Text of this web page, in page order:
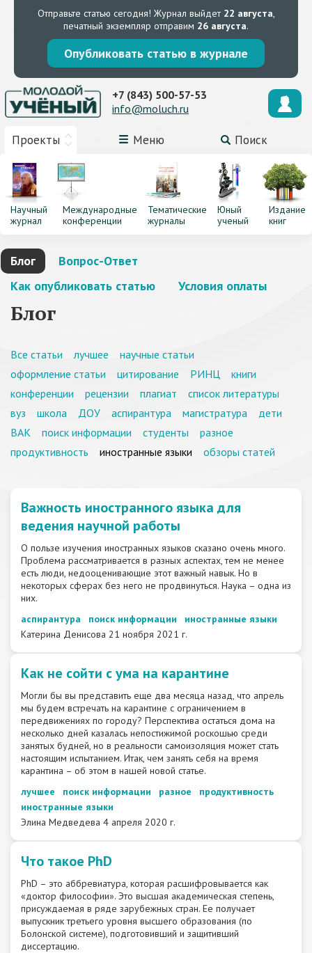
Отправьте статью сегодня! Журнал выйдет 22 августа,
печатный экземпляр отправим 26 августа.
Опубликовать статью в журнале
Проекты Меню Поиск
+7 (843) 500-57-53
info@moluch.ru
Научный
журнал
Международные
конференции
Тематические
журналы
Юный
ученый
Издание
книг
Блог
Вопрос-Ответ
Как опубликовать статью
Условия оплаты
Блог
Все статьи лучшее
научные статьи
оформление статьи
цитирование РИНЦ
книги
конференции
рецензии плагиат
список литературы
вуз
школа ДОУ аспирантура магистратура
дети
ВАК
поиск информации студенты
разное
продуктивность
иностранные языки обзоры статей
Важность иностранного языка для
ведения научной работы
О пользе изучения иностранных языков сказано очень много.
Проблема рассматривается в разных аспектах, тем не менее
есть люди, недооценивающие этот важный навык. Но в
некоторых сферах без него не продвинуться. Наука – одна из
них.
аспирантура
поиск информации
иностранные языки
Катерина Денисова 21 ноября 2021 г.
Как не сойти с ума на карантине
Могли бы вы представить еще два месяца назад, что апрель
мы будем встречать на карантине с ограничением в
передвижениях по городу? Перспектива остаться дома на
несколько дней казалась непостижимой роскошью среди
занятых будней, но в реальности самоизоляция может стать
настоящим испытанием. Итак, чем занять себя на время
карантина – об этом в нашей новой статье.
лучшее
поиск информации разное
продуктивность
иностранные языки
Элина Медведева 4 апреля 2020 г.
Что такое PhD
PhD – это аббревиатура, которая расшифровывается как
«доктор философии». Это высшая академическая степень,
присуждаемая в ряде зарубежных стран. Ее получает
выпускник третьего уровня высшего образования (по
Болонской системе), подготовивший и защитивший
диссертацию.